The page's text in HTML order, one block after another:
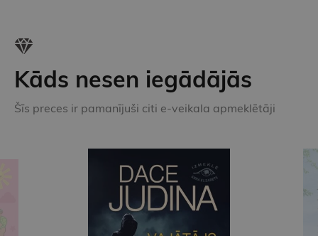
Kāds nesen iegādājās
Šīs preces ir pamanījuši citi e-veikala apmeklētāji